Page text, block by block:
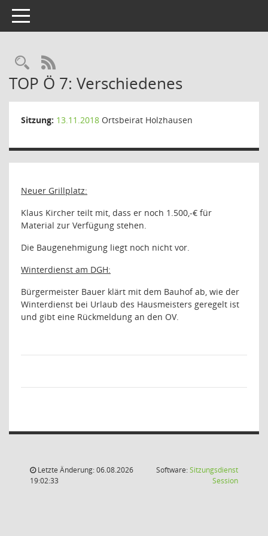
Toggle navigation
Rechercheauswahl
RSS-Feed
TOP Ö 7: Verschiedenes
Sitzung: 13.11.2018 Ortsbeirat Holzhausen
Neuer Grillplatz:
Klaus Kircher teilt mit, dass er noch 1.500,-€ für
Material zur Verfügung stehen.
Die Baugenehmigung liegt noch nicht vor.
Winterdienst am DGH:
Bürgermeister Bauer klärt mit dem Bauhof ab, wie der
Winterdienst bei Urlaub des Hausmeisters geregelt ist
und gibt eine Rückmeldung an den OV.
Letzte Änderung: 06.08.2026
19:02:33
Software:Sitzungsdienst
Session(Wird in